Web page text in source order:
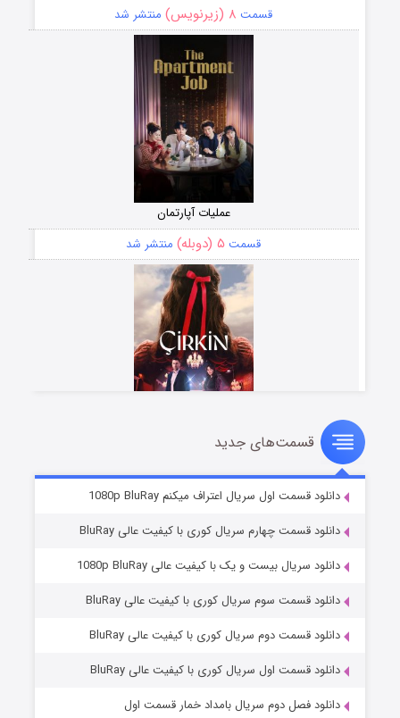
قسمت ۸ (زیرنویس) منتشر شد
عملیات آپارتمان
قسمت ۵ (دوبله) منتشر شد
سریال زشت
قسمت۲ (زیرنویس) منتشر شد
مردگان متحرک: شهر مرده ۳
قسمت۲ (زیرنویس) منتشر شد
قسمت‌های جدید
دانلود قسمت اول سریال اعتراف میکنم 1080p BluRay
دانلود قسمت چهارم سریال کوری با کیفیت عالی BluRay
دانلود سریال بیست و یک با کیفیت عالی 1080p BluRay
دانلود قسمت سوم سریال کوری با کیفیت عالی BluRay
دانلود قسمت دوم سریال کوری با کیفیت عالی BluRay
دانلود قسمت اول سریال کوری با کیفیت عالی BluRay
دانلود فصل دوم سریال بامداد خمار قسمت اول